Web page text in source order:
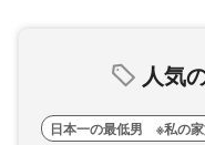
人気
日本一の最低男 ※私の